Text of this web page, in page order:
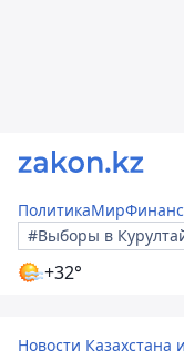
ПолитикаМир
#Выборы в
+32°
Новости Казахстана